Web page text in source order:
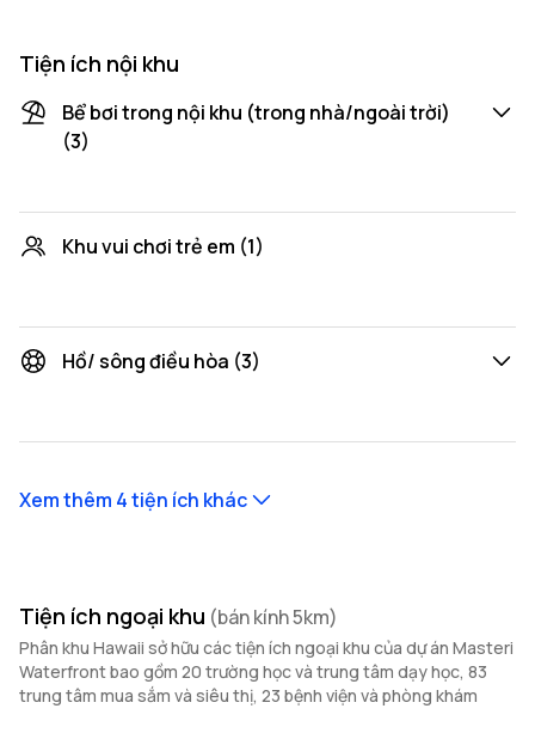
Tiện ích nội khu
Bể bơi trong nội khu (trong nhà/ngoài trời)
(3)
Bể bơi bốn mùa tầng thượng tòa H2 HOT
Khu vui chơi trẻ em (1)
Hồ/ sông điều hòa (3)
Xem thêm 4 tiện ích khác
Tiện ích ngoại khu (bán kính 5km)
Phân khu Hawaii sở hữu các tiện ích ngoại khu của dự án Masteri
Waterfront bao gồm 20 trường học và trung tâm dạy học, 83
trung tâm mua sắm và siêu thị, 23 bệnh viện và phòng khám